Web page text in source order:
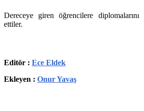
Dereceye giren öğrencilere
ettiler.
Editör : Ece Eldek
Ekleyen : Onur Yavaş